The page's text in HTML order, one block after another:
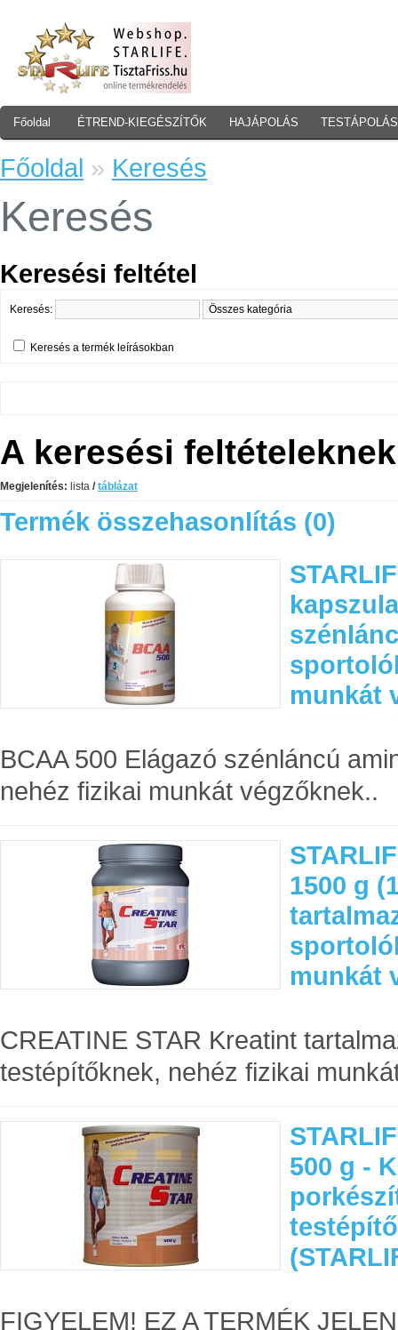
Főoldal ÉTREND-KIEGÉSZÍTŐK HAJÁPOLÁS TESTÁPOLÁS
Főoldal » Keresés
Keresés
Keresési feltétel
Keresés:
Keresés a termék leírásokban
A keresési
Megjelenítés: lista / táblázat
Termék összehasonlítás (0)
munkát
BCAA 500 Elágazó szénláncú
nehéz fizikai munkát végzőknek..
1500 g
munkát
CREATINE STAR Kreatint
testépítőknek, nehéz fizikai
500 g -
FIGYELEM! EZ A TERMÉK